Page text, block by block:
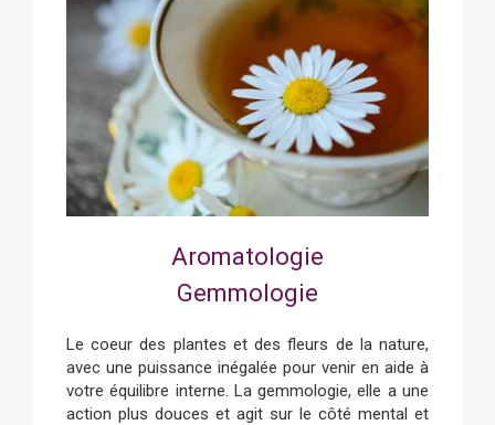
Aromatologie
Gemmologie
Le coeur des plantes et des fleurs de la nature,
avec une puissance inégalée pour venir en aide à
votre équilibre interne. La gemmologie, elle a une
action plus douces et agit sur le côté mental et